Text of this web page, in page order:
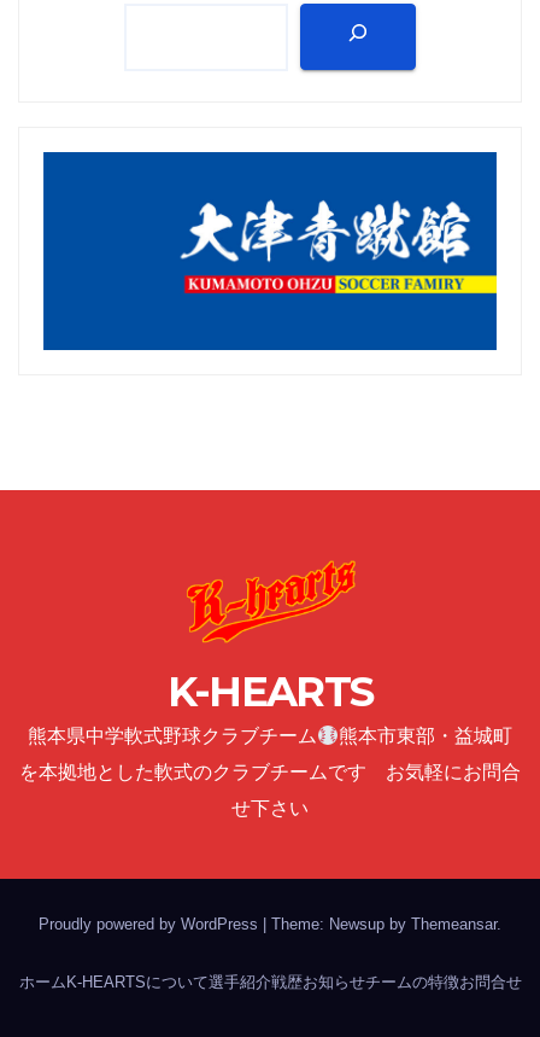
K-HEARTS
熊本県中学軟式野球クラブチーム
熊本市東部・益城町
を本拠地とした軟式のクラブチームです お気軽にお問合
せ下さい
Proudly powered by WordPress Theme: Newsup by Themeansar.
ホーム K-HEARTSについて選手紹介戦歴お知らせチームの特徴お問合せ